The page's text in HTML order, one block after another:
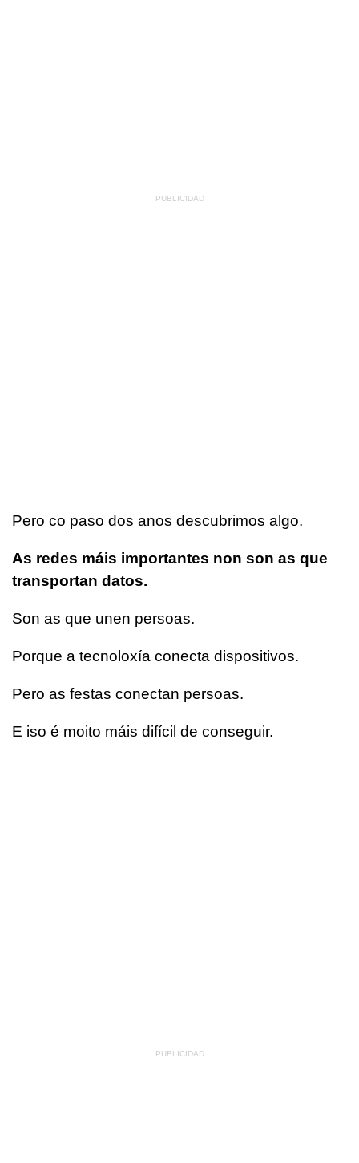
Pero co paso dos anos descubrimos algo.
As redes máis importantes non son as que
transportan datos.
Son as que unen persoas.
Porque a tecnoloxía conecta dispositivos.
Pero as festas conectan persoas.
E iso é moito máis difícil de conseguir.